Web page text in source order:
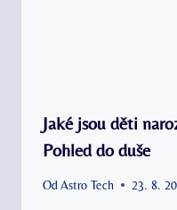
Jaké jsou děti
Pohled do duše
Od Astro Tech 23. 8.